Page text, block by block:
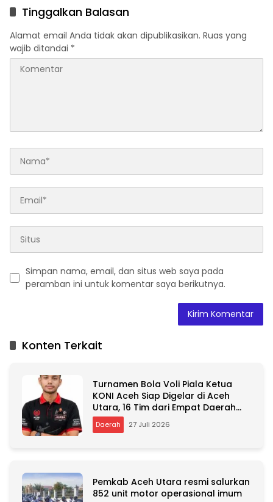
MalTinggalkan Balasan
Alamat email Anda tidak akan dipublikasikan. Ruas yang
wajib ditandai *
Simpan nama, email, dan situs web saya pada
peramban ini untuk komentar saya berikutnya.
e Konten Terkait
Turnamen Bola Voli Piala Ketua
KONI Aceh Siap Digelar di Aceh
Utara, 16 Tim dari Empat Daerah
Ambil Bagian
Daerah 27 Juli 2026
Pemkab Aceh Utara resmi salurkan
852 unit motor operasional imum